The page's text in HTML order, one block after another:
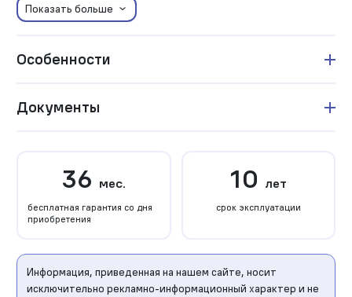
Показать больше
Особенности
Документы
36 мес.
бесплатная гарантия со дня
приобретения
10 лет
срок эксплуатации
Информация, приведенная на нашем сайте, носит
исключительно рекламно-информационный характер и не